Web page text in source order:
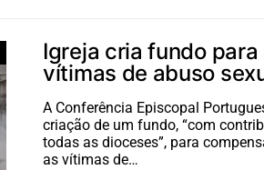
Igreja cria fundo
vítimas de abuso
A Conferência Episcopal
criação de um fundo, “com
todas as dioceses”, para
as vítimas de…